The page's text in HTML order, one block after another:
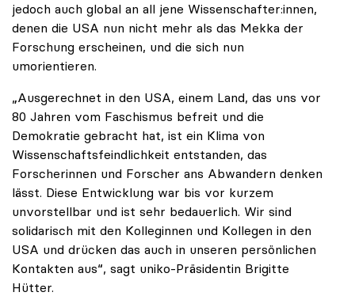
jedoch auch global an all jene Wissenschafter:innen,
denen die USA nun nicht mehr als das Mekka der
Forschung erscheinen, und die sich nun
umorientieren.
„Ausgerechnet in den USA, einem Land, das uns vor
80 Jahren vom Faschismus befreit und die
Demokratie gebracht hat, ist ein Klima von
Wissenschaftsfeindlichkeit entstanden, das
Forscherinnen und Forscher ans Abwandern denken
lässt. Diese Entwicklung war bis vor kurzem
unvorstellbar und ist sehr bedauerlich. Wir sind
solidarisch mit den Kolleginnen und Kollegen in den
USA und drücken das auch in unseren persönlichen
Kontakten aus“, sagt uniko-Präsidentin Brigitte
Hütter.